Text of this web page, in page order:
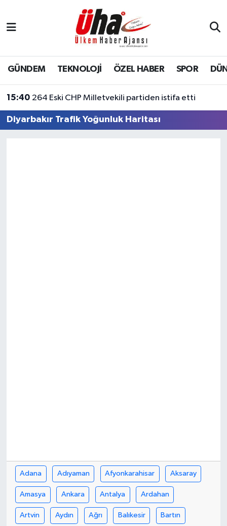
GÜNDEM TEKNOLOJİ ÖZEL HABER SPOR
15:40 264 Eski CHP Milletvekili partiden istifa etti
Diyarbakır Trafik Yoğunluk Haritası
Adana Adıyaman Afyonkarahisar Aksaray
Amasya Ankara Antalya Ardahan
Artvin Aydın Ağrı Balıkesir Bartın
İstanbul Nöbetçi Eczaneler
İstanbul Hava Durumu
İstanbul Trafik Yoğunluk Haritası